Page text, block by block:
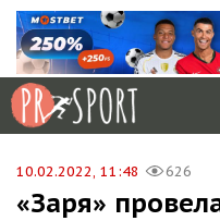
10.02.2022, 11:48 626
«Заря»